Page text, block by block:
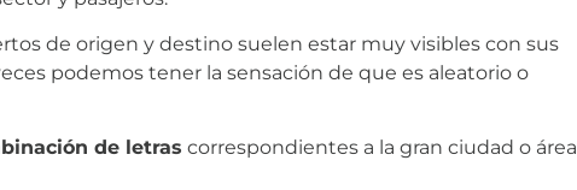
de origen y destino suelen estar muy visibles con sus
podemos tener la sensación de que es aleatorio o
de letras correspondientes a la gran ciudad o área